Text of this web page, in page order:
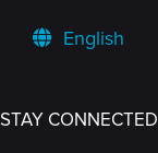
English
STAY CONNECTED